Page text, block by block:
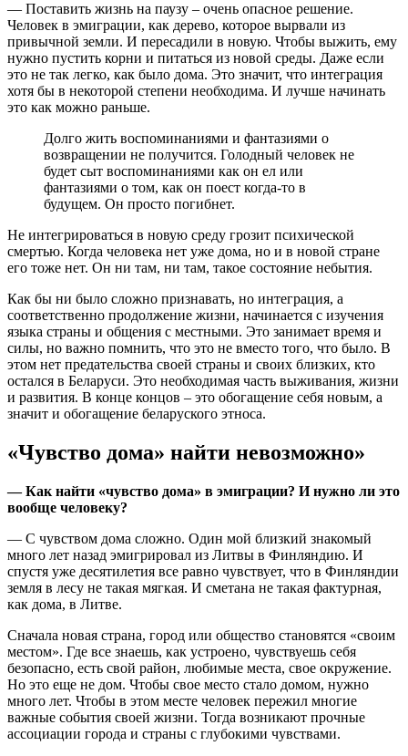
— Поставить жизнь на паузу – очень опасное решение.
Человек в эмиграции, как дерево, которое вырвали из
привычной земли. И пересадили в новую. Чтобы выжить, ему
нужно пустить корни и питаться из новой среды. Даже если
это не так легко, как было дома. Это значит, что интеграция
хотя бы в некоторой степени необходима. И лучше начинать
это как можно раньше.
Долго жить воспоминаниями и фантазиями о
возвращении не получится. Голодный человек не
будет сыт воспоминаниями как он ел или
фантазиями о том, как он поест когда-то в
будущем. Он просто погибнет.
Не интегрироваться в новую среду грозит психической
смертью. Когда человека нет уже дома, но и в новой стране
его тоже нет. Он ни там, ни там, такое состояние небытия.
Как бы ни было сложно признавать, но интеграция, а
соответственно продолжение жизни, начинается с изучения
языка страны и общения с местными. Это занимает время и
силы, но важно помнить, что это не вместо того, что было. В
этом нет предательства своей страны и своих близких, кто
остался в Беларуси. Это необходимая часть выживания, жизни
и развития. В конце концов – это обогащение себя новым, а
значит и обогащение беларуского этноса.
«Чувство дома» найти невозможно»
— Как найти «чувство дома» в эмиграции? И нужно ли это
вообще человеку?
— С чувством дома сложно. Один мой близкий знакомый
много лет назад эмигрировал из Литвы в Финляндию. И
спустя уже десятилетия все равно чувствует, что в Финляндии
земля в лесу не такая мягкая. И сметана не такая фактурная,
как дома, в Литве.
Сначала новая страна, город или общество становятся «своим
местом». Где все знаешь, как устроено, чувствуешь себя
безопасно, есть свой район, любимые места, свое окружение.
Но это еще не дом. Чтобы свое место стало домом, нужно
много лет. Чтобы в этом месте человек пережил многие
важные события своей жизни. Тогда возникают прочные
ассоциации города и страны с глубокими чувствами.